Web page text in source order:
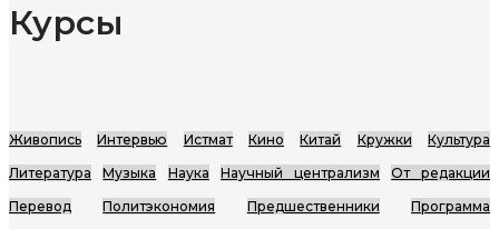
Курсы
Живопись Интервью Истмат Кино Китай Кружки
Культура
Литература
Музыка Наука Научный централизм
От редакции
Перевод
Политэкономия Предшественники
Программа